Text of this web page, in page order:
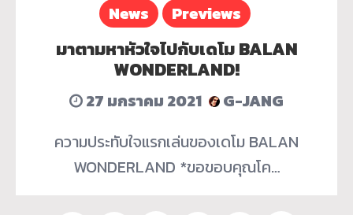
News Previews
มาตามหาหัวใจไปกับเดโม BALAN
WONDERLAND!
27 มกราคม 2021
G-JANG
ความประทับใจแรกเล่นของเดโม BALAN
WONDERLAND *ขอขอบคุณโค…